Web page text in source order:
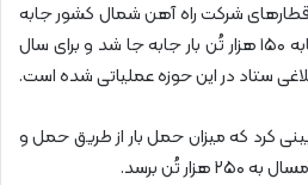
از طریق قطارهای شرکت راه آهن شمال کشور جابه
جا شده است که در مدت مشابه ۱۵۰ هزار تُن بار جابه جا شد و برای سال
کرد که میزان حمل بار از طریق حمل و
تُن برسد.